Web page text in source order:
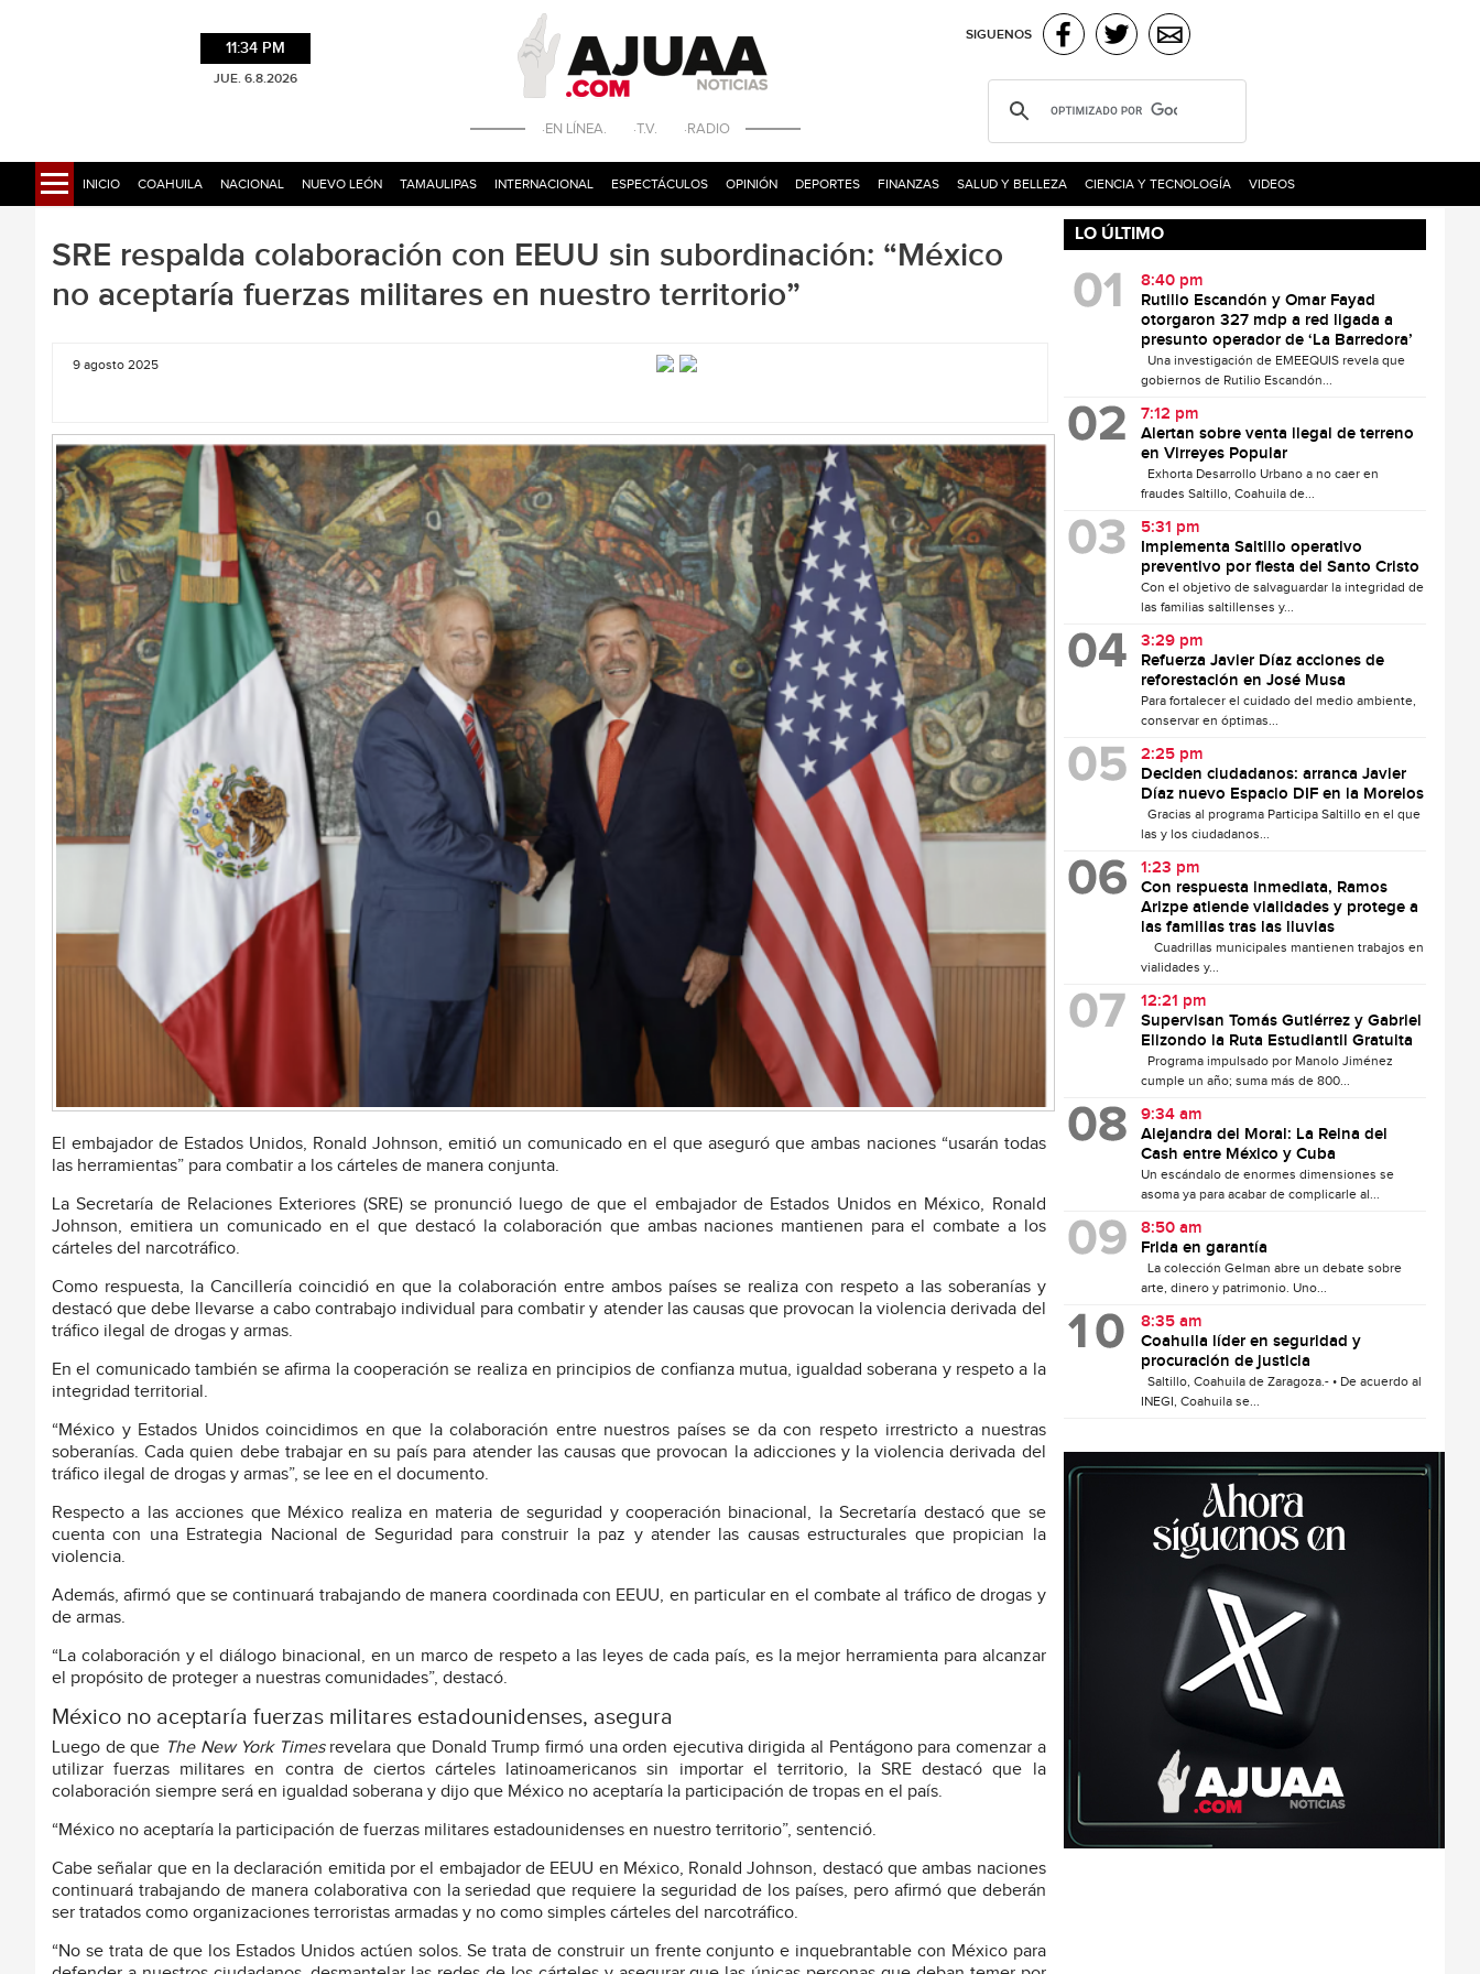
11:34 PM
JUE. 6.8.2026
·EN LÍNEA. ·T.V. ·RADIO
SIGUENOS
INICIO COAHUILA NACIONAL NUEVO LEÓN TAMAULIPAS INTERNACIONAL ESPECTÁCULOS OPINIÓN DEPORTES FINANZAS SALUD Y BELLEZA CIENCIA Y TECNOLOGÍA VIDEOS
SRE respalda colaboración con EEUU sin subordinación: “México
no aceptaría fuerzas militares en nuestro territorio”
9 agosto 2025
El embajador de Estados Unidos, Ronald Johnson, emitió un comunicado en el que aseguró que ambas naciones “usarán todas
las herramientas” para combatir a los cárteles de manera conjunta.
La Secretaría de Relaciones Exteriores (SRE) se pronunció luego de que el embajador de Estados Unidos en México, Ronald
Johnson, emitiera un comunicado en el que destacó la colaboración que ambas naciones mantienen para el combate a los
cárteles del narcotráfico.
Como respuesta, la Cancillería coincidió en que la colaboración entre ambos países se realiza con respeto a las soberanías y
destacó que debe llevarse a cabo contrabajo individual para combatir y atender las causas que provocan la violencia derivada del
tráfico ilegal de drogas y armas.
En el comunicado también se afirma la cooperación se realiza en principios de confianza mutua, igualdad soberana y respeto a la
integridad territorial.
“México y Estados Unidos coincidimos en que la colaboración entre nuestros países se da con respeto irrestricto a nuestras
soberanías. Cada quien debe trabajar en su país para atender las causas que provocan la adicciones y la violencia derivada del
tráfico ilegal de drogas y armas”, se lee en el documento.
Respecto a las acciones que México realiza en materia de seguridad y cooperación binacional, la Secretaría destacó que se
cuenta con una Estrategia Nacional de Seguridad para construir la paz y atender las causas estructurales que propician la
violencia.
Además, afirmó que se continuará trabajando de manera coordinada con EEUU, en particular en el combate al tráfico de drogas y
de armas.
“La colaboración y el diálogo binacional, en un marco de respeto a las leyes de cada país, es la mejor herramienta para alcanzar
el propósito de proteger a nuestras comunidades”, destacó.
México no aceptaría fuerzas militares estadounidenses, asegura
Luego de que The New York Timesrevelara que Donald Trump firmó una orden ejecutiva dirigida al Pentágono para comenzar a
utilizar fuerzas militares en contra de ciertos cárteles latinoamericanos sin importar el territorio, la SRE destacó que la
colaboración siempre será en igualdad soberana y dijo que México no aceptaría la participación de tropas en el país.
“México no aceptaría la participación de fuerzas militares estadounidenses en nuestro territorio”, sentenció.
Cabe señalar que en la declaración emitida por el embajador de EEUU en México, Ronald Johnson, destacó que ambas naciones
continuará trabajando de manera colaborativa con la seriedad que requiere la seguridad de los países, pero afirmó que deberán
ser tratados como organizaciones terroristas armadas y no como simples cárteles del narcotráfico.
“No se trata de que los Estados Unidos actúen solos. Se trata de construir un frente conjunto e inquebrantable con México para
LO ÚLTIMO
8:40 pm
Rutilio Escandón y Omar Fayad
otorgaron 327 mdp a red ligada a
presunto operador de ‘La Barredora’
Una investigación de EMEEQUIS revela que
gobiernos de Rutilio Escandón...
7:12 pm
Alertan sobre venta ilegal de terreno
en Virreyes Popular
Exhorta Desarrollo Urbano a no caer en
fraudes Saltillo, Coahuila de...
5:31 pm
Implementa Saltillo operativo
preventivo por fiesta del Santo Cristo
Con el objetivo de salvaguardar la integridad de
las familias saltillenses y...
3:29 pm
Refuerza Javier Díaz acciones de
reforestación en José Musa
Para fortalecer el cuidado del medio ambiente,
conservar en óptimas...
2:25 pm
Deciden ciudadanos: arranca Javier
Díaz nuevo Espacio DIF en la Morelos
Gracias al programa Participa Saltillo en el que
las y los ciudadanos...
1:23 pm
Con respuesta inmediata, Ramos
Arizpe atiende vialidades y protege a
las familias tras las lluvias
Cuadrillas municipales mantienen trabajos en
vialidades y...
12:21 pm
Supervisan Tomás Gutiérrez y Gabriel
Elizondo la Ruta Estudiantil Gratuita
Programa impulsado por Manolo Jiménez
cumple un año; suma más de 800...
9:34 am
Alejandra del Moral: La Reina del
Cash entre México y Cuba
Un escándalo de enormes dimensiones se
asoma ya para acabar de complicarle al...
8:50 am
Frida en garantía
La colección Gelman abre un debate sobre
arte, dinero y patrimonio. Uno...
8:35 am
Coahuila líder en seguridad y
procuración de justicia
Saltillo, Coahuila de Zaragoza.- • De acuerdo al
INEGI, Coahuila se...